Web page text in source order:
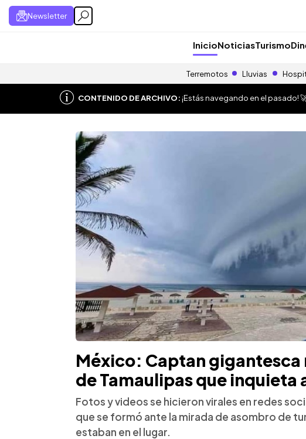
Newsletter
InicioNoticiasTurismo
Terremotos Lluvias
CONTENIDO DE ARCHIVO:¡Estás navegando en el pasado!
México: Captan gigantesca
de Tamaulipas que inquieta
Fotos y videos se hicieron virales en redes
que se formó ante la mirada de asombro de
estaban en el lugar.